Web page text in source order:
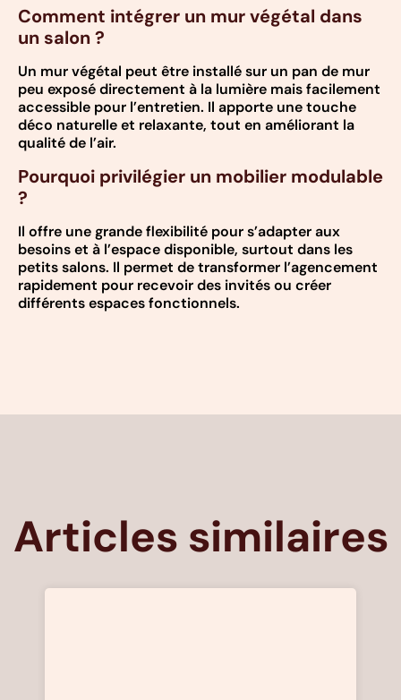
Comment intégrer un mur végétal dans
un salon ?
Un mur végétal peut être installé sur un pan de mur
peu exposé directement à la lumière mais facilement
accessible pour l’entretien. Il apporte une touche
déco naturelle et relaxante, tout en améliorant la
qualité de l’air.
Pourquoi privilégier un mobilier modulable
?
Il offre une grande flexibilité pour s’adapter aux
besoins et à l’espace disponible, surtout dans les
petits salons. Il permet de transformer l’agencement
rapidement pour recevoir des invités ou créer
différents espaces fonctionnels.
Articles similaires